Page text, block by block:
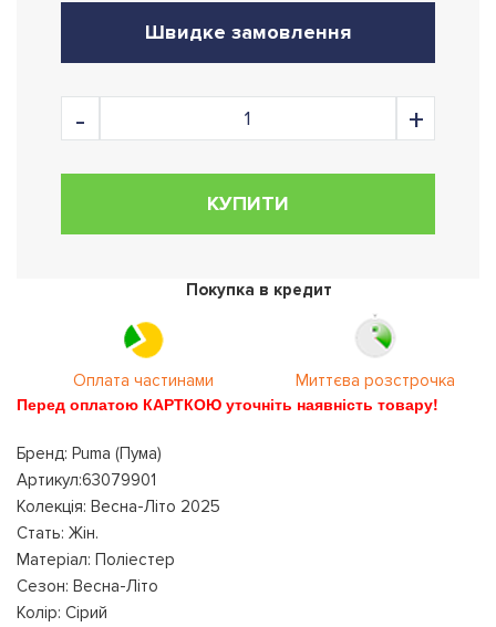
Швидке замовлення
КУПИТИ
Покупка в кредит
Оплата частинами Миттєва розстрочка
Перед оплатою КАРТКОЮ уточніть наявність товару!
Бренд: Puma (Пума)
Артикул:63079901
Колекція: Весна-Літо 2025
Стать: Жін.
Матеріал: Поліестер
Сезон: Весна-Літо
Колір: Сірий